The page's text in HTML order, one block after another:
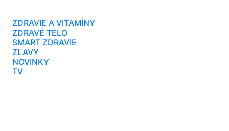
ZDRAVIE A VITAMÍNY
ZDRAVÉ TELO
SMART ZDRAVIE
ZĽAVY
NOVINKY
TV